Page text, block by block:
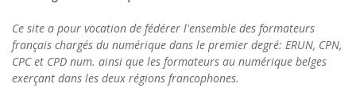
Ce site a pour vocation de fédérer l'ensemble des formateurs
français chargés du numérique dans le premier degré: ERUN, CPN,
CPC et CPD num. ainsi que les formateurs au numérique belges
exerçant dans les deux régions francophones.